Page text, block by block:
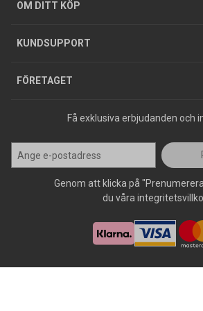
OM DITT KÖP
GDPR
KUNDSUPPORT
Köpguider
Varumärken
FÖRETAGET
Jobba hos oss
Press
Få exklusiva erbjudanden och
Genom att klicka på
du våra